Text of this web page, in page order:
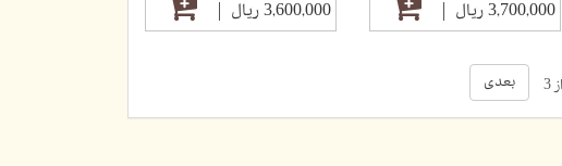
3,700,000 ریال 3,600,000 ریال
بعدی